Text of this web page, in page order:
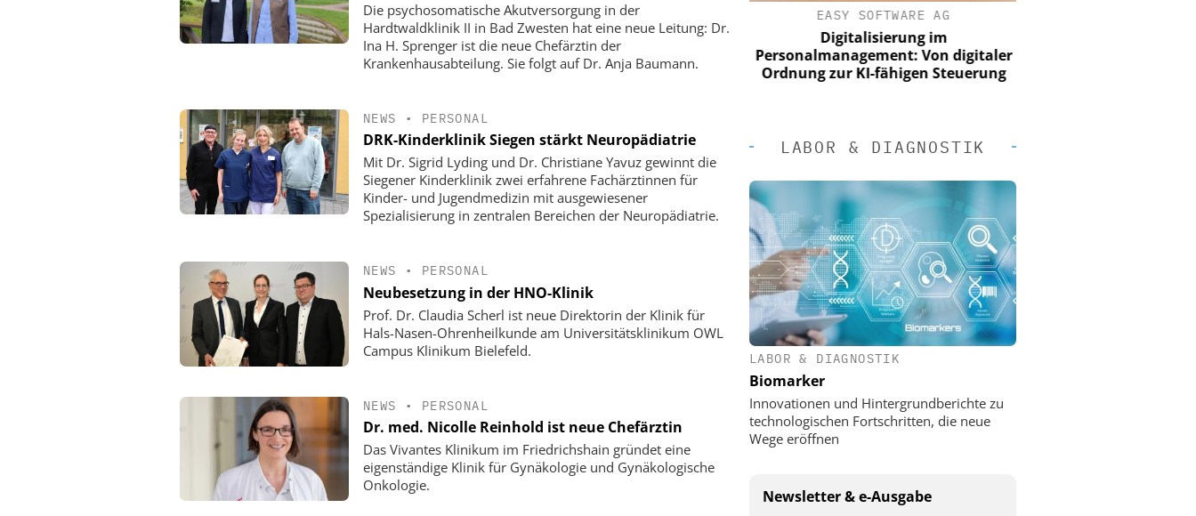
Die psychosomatische Akutversorgung in der
Hardtwaldklinik II in Bad Zwesten hat eine neue Leitung: Dr.
Ina H. Sprenger ist die neue Chefärztin der
Krankenhausabteilung. Sie folgt auf Dr. Anja Baumann.
NEWS • PERSONAL
DRK-Kinderklinik Siegen stärkt Neuropädiatrie
Mit Dr. Sigrid Lyding und Dr. Christiane Yavuz gewinnt die
Siegener Kinderklinik zwei erfahrene Fachärztinnen für
Kinder- und Jugendmedizin mit ausgewiesener
Spezialisierung in zentralen Bereichen der Neuropädiatrie.
NEWS • PERSONAL
Neubesetzung in der HNO-Klinik
Prof. Dr. Claudia Scherl ist neue Direktorin der Klinik für
Hals-Nasen-Ohrenheilkunde am Universitätsklinikum OWL
Campus Klinikum Bielefeld.
NEWS • PERSONAL
Dr. med. Nicolle Reinhold ist neue Chefärztin
Das Vivantes Klinikum im Friedrichshain gründet eine
eigenständige Klinik für Gynäkologie und Gynäkologische
Onkologie.
EASY SOFTWARE AG
Digitalisierung im
Personalmanagement: Von digitaler
Ordnung zur KI-fähigen Steuerung
EASY SOFTWARE AG
Digitalisierung im
Personalmanagement: Von digitaler
Ordnung zur KI-fähigen Steuerung
EASY SOFTWARE AG
Digitalisierung im
Personalmanagement: Von digitaler
Ordnung zur KI-fähigen Steuerung
LABOR & DIAGNOSTIK
LABOR & DIAGNOSTIK
Biomarker
Innovationen und Hintergrundberichte zu
technologischen Fortschritten, die neue
Wege eröffnen
Newsletter & e-Ausgabe